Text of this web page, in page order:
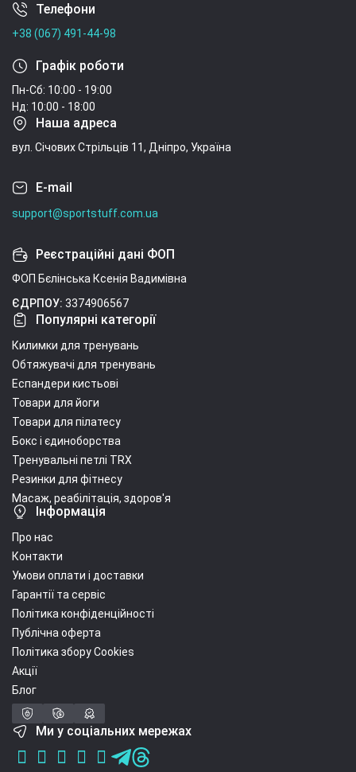
Умови угоди
Телефони
+38 (067) 491-44-98
Графік роботи
Пн-Сб: 10:00 - 19:00
Нд: 10:00 - 18:00
Наша адреса
вул. Січових Стрільців 11, Дніпро, Україна
E-mail
support@sportstuff.com.ua
Реєстраційні дані ФОП
ФОП Бєлінська Ксенія Вадимівна
ЄДРПОУ: 3374906567
Популярні категорії
Килимки для тренувань
Обтяжувачі для тренувань
Еспандери кистьові
Товари для йоги
Товари для пілатесу
Бокс і єдиноборства
Тренувальні петлі TRX
Резинки для фітнесу
Масаж, реабілітація, здоров'я
Інформація
Про нас
Контакти
Умови оплати і доставки
Гарантії та сервіс
Політика конфіденційності
Публічна оферта
Політика збору Cookies
Акції
Блог
Ми у соціальних мережах